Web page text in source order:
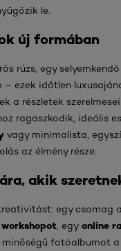
le.
új formában
rúzs, egy
– ezek időtlen
a részletek
ragaszkodik, ideális
vagy minimalista,
az élmény része.
akik
egy csomag
, egy online
minőségű fotóalbumot